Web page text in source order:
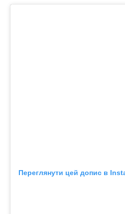
Переглянути цей допис в